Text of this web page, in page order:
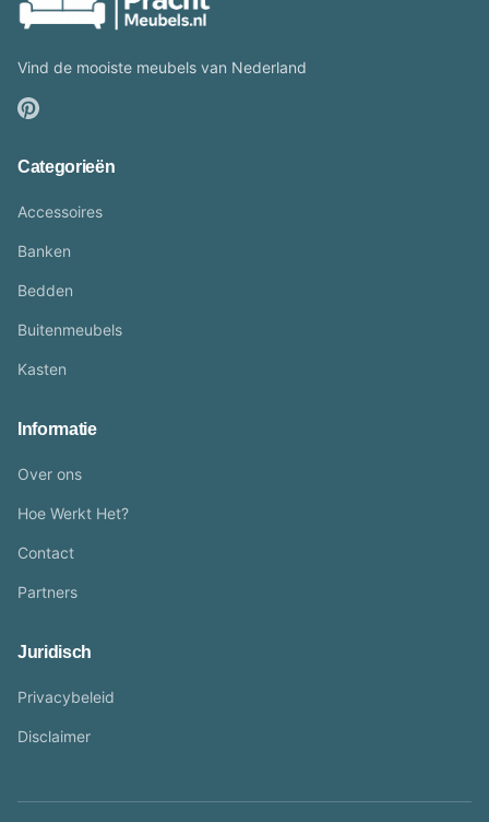
Vind de mooiste meubels van Nederland
Categorieën
Accessoires
Banken
Bedden
Buitenmeubels
Kasten
Informatie
Over ons
Hoe Werkt Het?
Contact
Partners
Juridisch
Privacybeleid
Disclaimer